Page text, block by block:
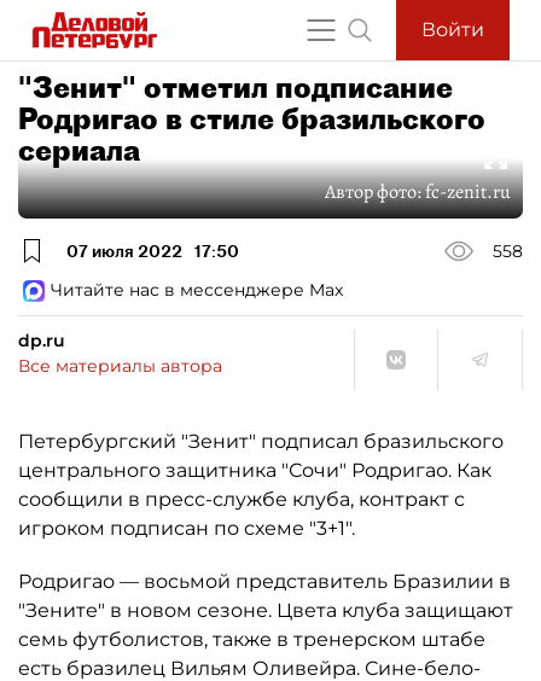
Войти
"Зенит" отметил подписание
Родригао в стиле бразильского
сериала
Автор фото:fc-zenit.ru
07 июля 2022 17:50
558
Читайте нас в мессенджере Max
dp.ru
Все материалы автора
Петербургский "Зенит" подписал бразильского
центрального защитника "Сочи" Родригао. Как
сообщили в пресс-службе клуба, контракт с
игроком подписан по схеме "3+1".
Родригао — восьмой представитель Бразилии в
"Зените" в новом сезоне. Цвета клуба защищают
семь футболистов, также в тренерском штабе
есть бразилец Вильям Оливейра. Сине-бело-